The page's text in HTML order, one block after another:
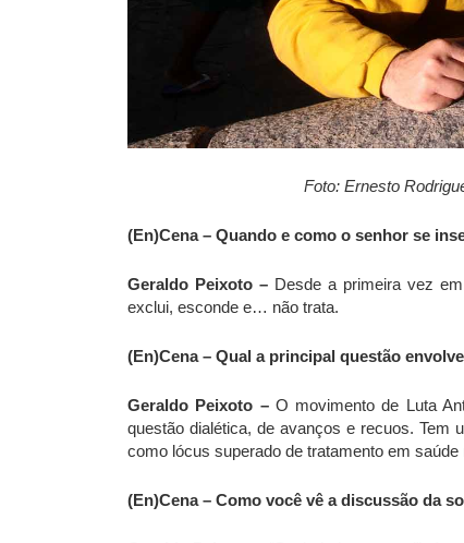
Foto: Ernesto
(En)Cena – Quando e como o senhor se
Geraldo Peixoto –Desde a primeira vez em
exclui, esconde e… não trata.
(En)Cena – Qual a principal questão
Geraldo Peixoto – O movimento de Luta
questão dialética, de avanços e recuos. Tem
como lócus superado de tratamento em saúde
(En)Cena – Como você vê a discussão da